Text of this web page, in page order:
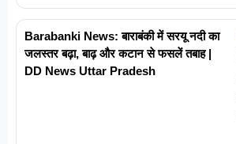
Barabanki News: बाराबंकी में सरयू नदी का
जलस्तर बढ़ा, बाढ़ और कटान से फसलें तबाह |
DD News Uttar Pradesh